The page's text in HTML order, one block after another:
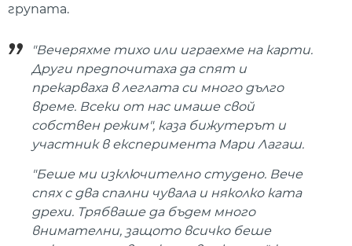
групата.
"Вечеряхме тихо или играехме на карти.
Други предпочитаха да спят и
прекарваха в леглата си много дълго
време. Всеки от нас имаше свой
собствен режим", каза бижутерът и
участник в експеримента Мари Лагаш.
"Беше ми изключително студено. Вече
спях с два спални чувала и няколко ката
дрехи. Трябваше да бъдем много
внимателни, защото всичко беше